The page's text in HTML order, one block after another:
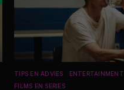
TIPS EN ADVIES
ENTERTAINMENT
FILMS EN SERIES